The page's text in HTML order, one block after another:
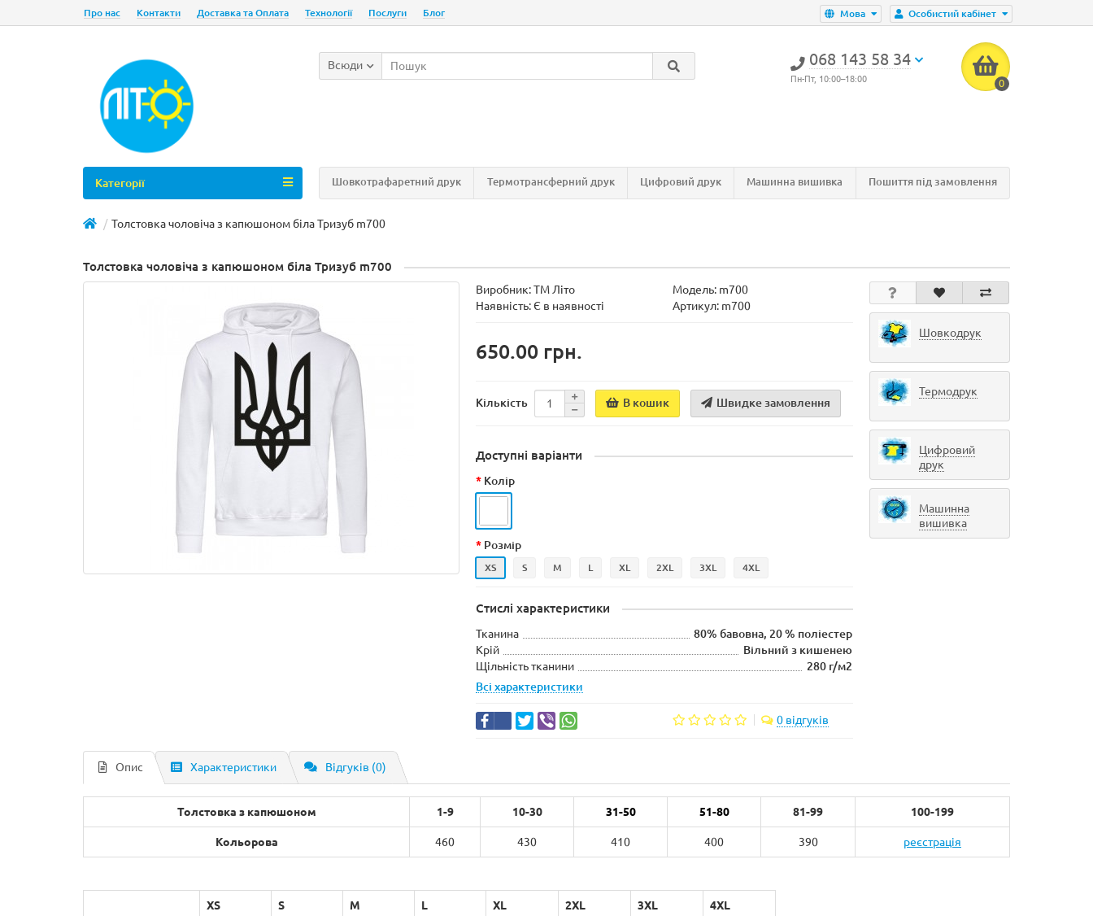
Особистий кабінет
Мова
Про нас Контакти Доставка та Оплата Технології Послуги Блог
‎068 143 58 34
Пн-Пт, 10:00–18:00 0
Всюди
Шовкотрафаретний друк Термотрансферний друк Цифровий друк Машинна вишивка Пошиття під замовлення
Категорії
Толстовка чоловіча з капюшоном біла Тризуб m700
Толстовка чоловіча з капюшоном біла Тризуб m700
Виробник:ТМ Літо Модель: m700
Наявність:Є в наявності Артикул: m700
650.00 грн.
Кількість В кошик Швидке замовлення
Доступні варіанти
Колір
Розмір
XS S M L XL 2XL 3XL 4XL
Стислі характеристики
Тканина
80% бавовна, 20 % поліестер
Крій
Вільний з кишенею
Щільність тканини
280 г/м2
Всі характеристики
0 відгуків
Шовкодрук
Термодрук
Цифровий
друк
Машинна
вишивка
Опис Характеристики Відгуків (0)
Толстовка з капюшоном 1-9 10-30 31-50 51-80 81-99 100-199
Кольорова 460 430 410 400 390 реєстрація
XS S M L XL 2XL 3XL 4XL